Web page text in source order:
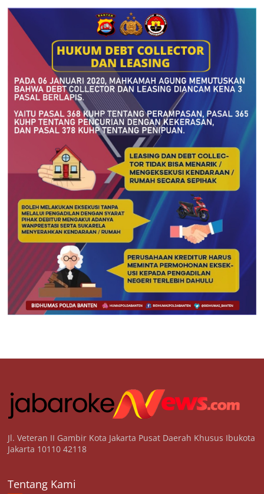
Jl. Veteran II Gambir Kota Jakarta Pusat Daerah Khusus Ibukota
Jakarta 10110 42118
Tentang Kami